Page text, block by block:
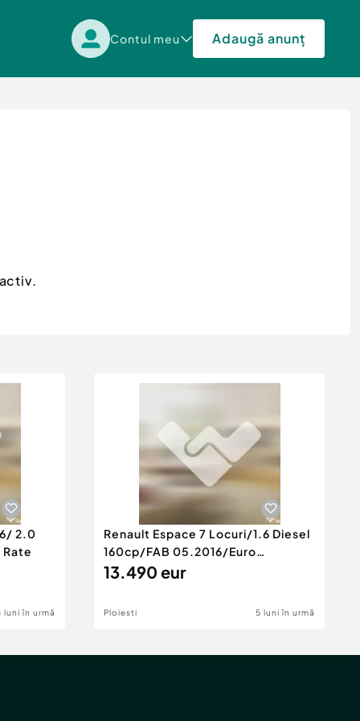
Contul meu Adaugă anunț
2.0
luni în urmă
Renault Espace 7 Locuri/1.6 Diesel
160cp/FAB 05.2016/Euro
6/Posibilita
13.490 eur
Ploiesti 5 luni în urmă